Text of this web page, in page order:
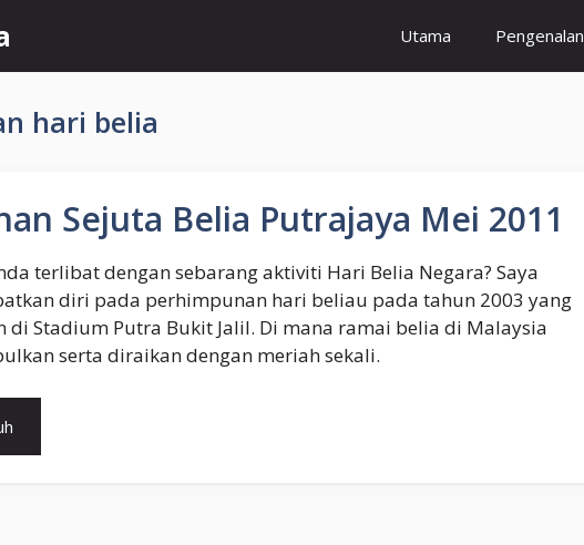
Utama Pengenalan
hari belia
Sejuta Belia Putrajaya Mei 2011
terlibat dengan sebarang aktiviti Hari Belia Negara? Saya
diri pada perhimpunan hari beliau pada tahun 2003 yang
di Stadium Putra Bukit Jalil. Di mana ramai belia di Malaysia
serta diraikan dengan meriah sekali.